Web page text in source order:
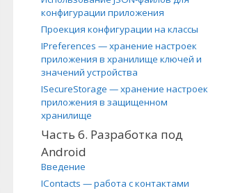
конфигурации приложения
Проекция конфигурации на классы
IPreferences — хранение настроек
приложения в хранилище ключей и
значений устройства
ISecureStorage — хранение настроек
приложения в защищенном
хранилище
Часть 6. Разработка под
Android
Введение
IContacts — работа с контактами